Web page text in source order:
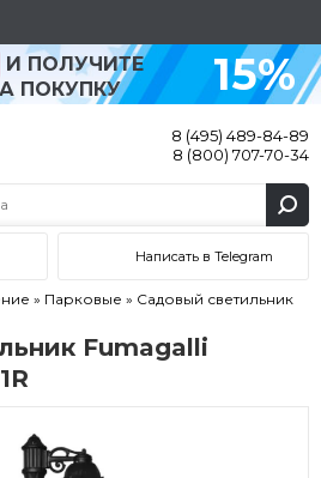
И ПОЛУЧИТЕ
ПОКУПКУ
15%
8 (495) 489-84-89
8 (800) 707-70-34
Написать в Telegram
» Парковые » Садовый светильник
Fumagalli